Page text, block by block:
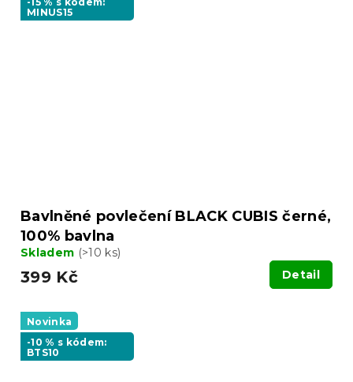
MINUS15
Bavlněné povlečení BLACK CUBIS černé,
100% bavlna
Skladem (>10 ks)
399 Kč Detail
Novinka
-10 % s kódem:
BTS10